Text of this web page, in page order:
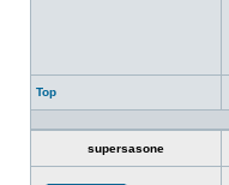
Top
supersasone